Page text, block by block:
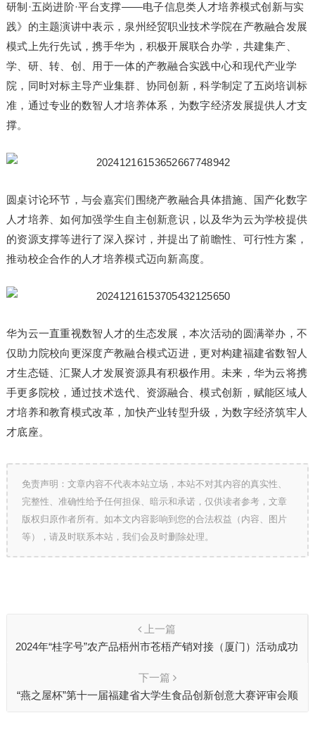
研制·五岗进阶·平台支撑——电子信息类人才培养模式创新与实
践》的主题演讲中表示，泉州经贸职业技术学院在产教融合发展
模式上先行先试，携手华为，积极开展联合办学，共建集产、
学、研、转、创、用于一体的产教融合实践中心和现代产业学
院，同时对标主导产业集群、协同创新，科学制定了五岗培训标
准，通过专业的数智人才培养体系，为数字经济发展提供人才支
撑。
圆桌讨论环节，与会嘉宾们围绕产教融合具体措施、国产化数字
人才培养、如何加强学生自主创新意识，以及华为云为学校提供
的资源支撑等进行了深入探讨，并提出了前瞻性、可行性方案，
推动校企合作的人才培养模式迈向新高度。
华为云一直重视数智人才的生态发展，本次活动的圆满举办，不
仅助力院校向更深度产教融合模式迈进，更对构建福建省数智人
才生态链、汇聚人才发展资源具有积极作用。未来，华为云将携
手更多院校，通过技术迭代、资源融合、模式创新，赋能区域人
才培养和教育模式改革，加快产业转型升级，为数字经济筑牢人
才底座。
免责声明：文章内容不代表本站立场，本站不对其内容的真实性、
完整性、准确性给予任何担保、暗示和承诺，仅供读者参考，文章
版权归原作者所有。如本文内容影响到您的合法权益（内容、图片
等），请及时联系本站，我们会及时删除处理。
上一篇
​2024年“桂字号”农产品梧州市苍梧产销对接（厦门）活动成功
下一篇
“燕之屋杯”第十一届福建省大学生食品创新创意大赛评审会顺